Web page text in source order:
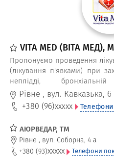
VITA MED (ВІТА
Пропонуємо проведення
(лікування п'явками) при
неплідді,
(голкорефлексотерапії) для
організму
Рівне , вул. Кавказька, 6
+380 (96)xxxxx
АЮРВЕДАР, ТМ
Рівне , вул. Соборна, 4 а
+380 (93)xxxxx Телефони